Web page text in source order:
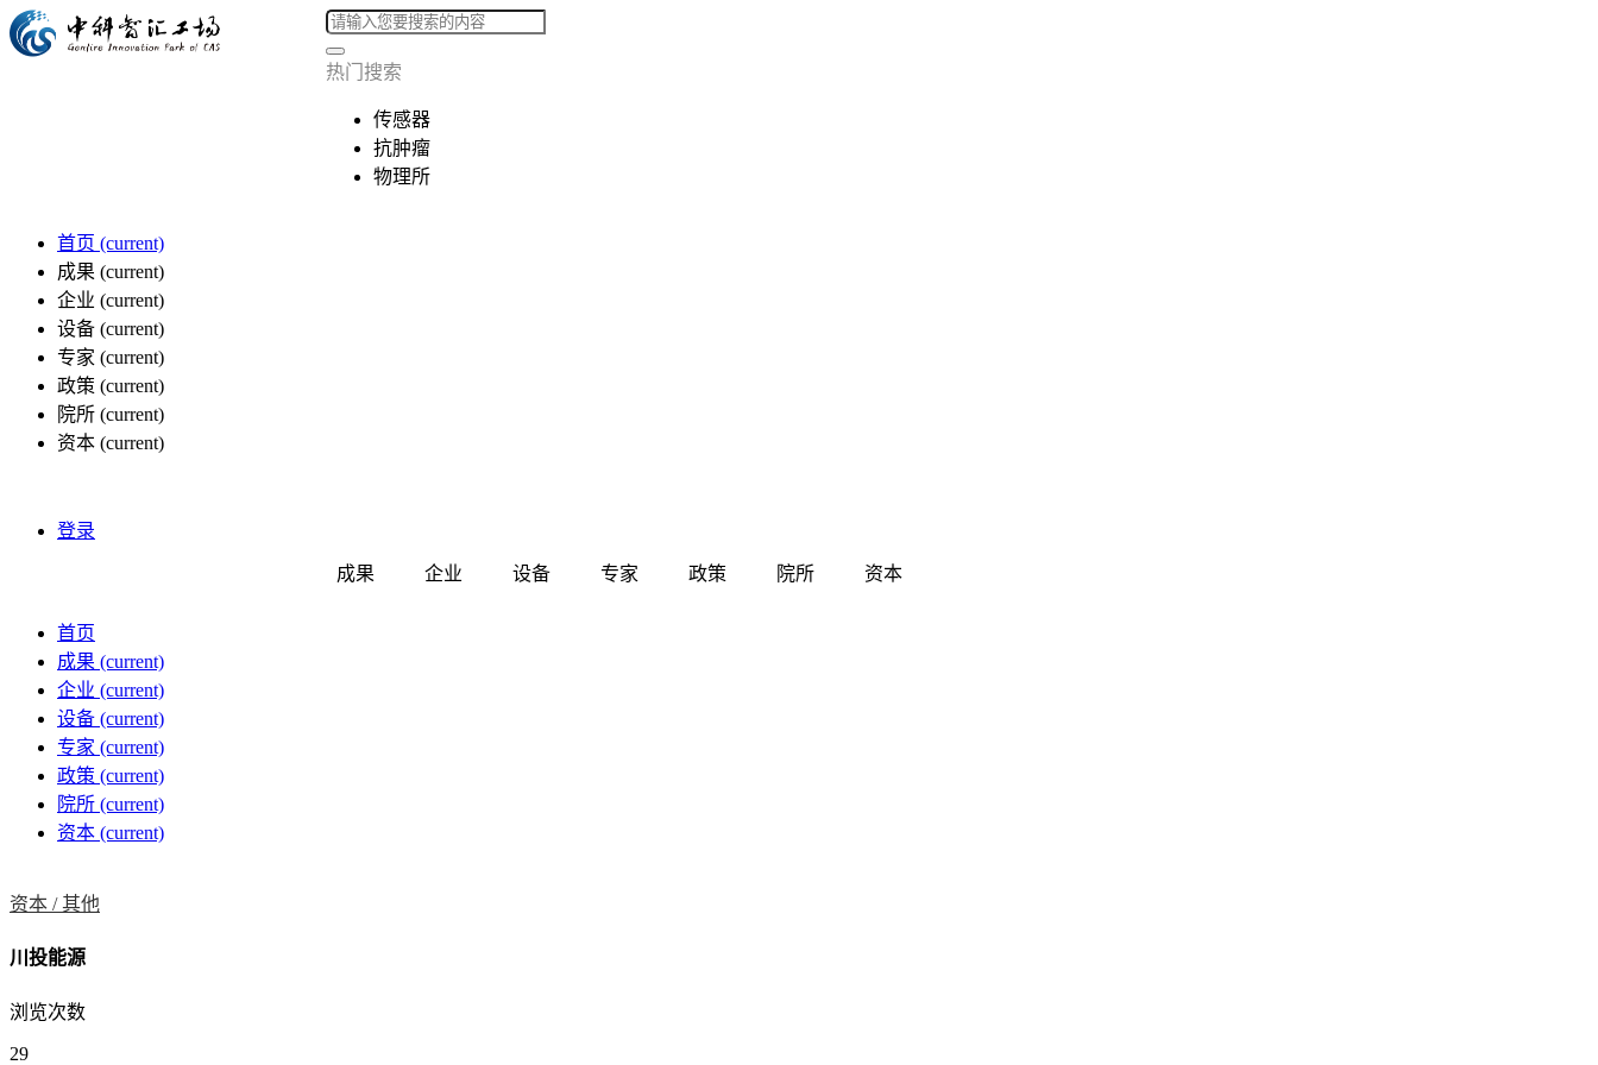
热门搜索
传感器
抗肿瘤
物理所
首页 (current)
成果 (current)
企业 (current)
设备 (current)
专家 (current)
政策 (current)
院所 (current)
资本 (current)
登录
成果 企业 设备 专家 政策 院所 资本
首页
成果 (current)
企业 (current)
设备 (current)
专家 (current)
政策 (current)
院所 (current)
资本 (current)
资本 /其他
川投能源
浏览次数
29